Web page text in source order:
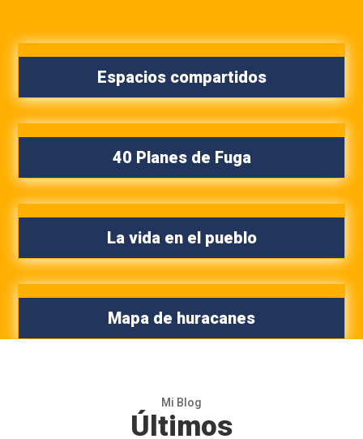
Espacios compartidos
40 Planes de Fuga
La vida en el pueblo
Mapa de huracanes
Mi Blog
Últimos